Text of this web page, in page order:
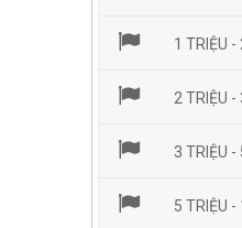
1 TRIỆU -
2 TRIỆU -
3 TRIỆU -
5 TRIỆU -